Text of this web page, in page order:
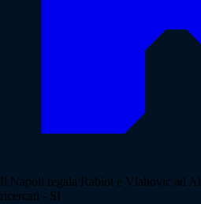
Il Napoli regala Rabiot e Vlahovic ad
ricercati - SI